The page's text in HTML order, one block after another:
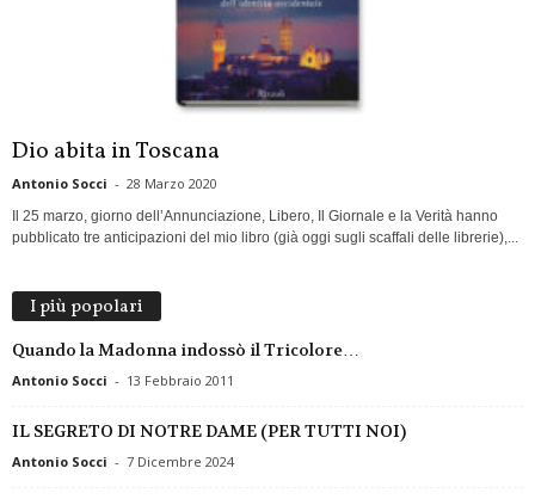
Dio abita in Toscana
Antonio Socci - 28 Marzo 2020
Il 25 marzo, giorno dell’Annunciazione, Libero, Il Giornale e la Verità hanno
pubblicato tre anticipazioni del mio libro (già oggi sugli scaffali delle librerie),...
I più popolari
Quando la Madonna indossò il Tricolore…
Antonio Socci - 13 Febbraio 2011
IL SEGRETO DI NOTRE DAME (PER TUTTI NOI)
Antonio Socci - 7 Dicembre 2024